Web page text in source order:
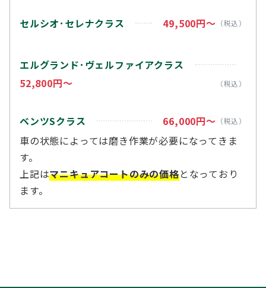
セルシオ･セレナクラス 49,500円～ （税込）
エルグランド･ヴェルファイアクラス
52,800円～
（税込）
ベンツSクラス 66,000円～ （税込）
車の状態によっては磨き作業が必要になってきま
す。
上記はマニキュアコートのみの価格となっており
ます。